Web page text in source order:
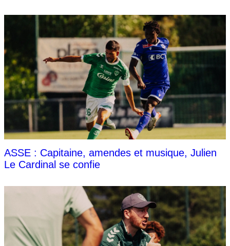
ASSE : Capitaine, amendes et musique, Julien
Le Cardinal se confie